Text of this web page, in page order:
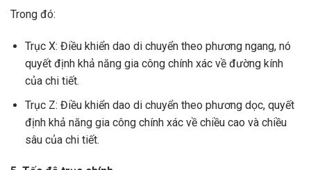
Trong đó:
Trục X: Điều khiển dao di chuyển theo phương ngang, nó
quyết định khả năng gia công chính xác về đường kính
của chi tiết.
Trục Z: Điều khiển dao di chuyển theo phương dọc, quyết
định khả năng gia công chính xác về chiều cao và chiều
sâu của chi tiết.